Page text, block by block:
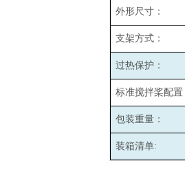
外形尺寸：
支架方式：
过热保护：
标准搅拌桨配置
包装重量：
装箱清单: